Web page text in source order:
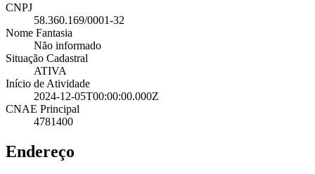
CNPJ
58.360.169/0001-32
Nome Fantasia
Não informado
Situação Cadastral
ATIVA
Início de Atividade
2024-12-05T00:00:00.000Z
CNAE Principal
4781400
Endereço